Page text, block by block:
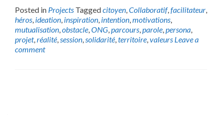
Posted in Projects Taggedcitoyen,Collaboratif,facilitateur,
héros, ideation, inspiration, intention,motivations,
mutualisation,obstacle,ONG,parcours,parole,persona,
projet,réalité,session,solidarité,territoire,valeurs Leave a
comment